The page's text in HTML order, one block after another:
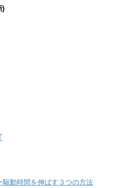
)
動時間を伸ばす３つの方法